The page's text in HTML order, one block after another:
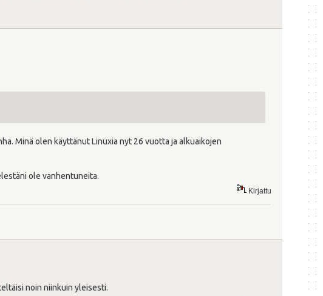
Minä olen käyttänut Linuxia nyt 26 vuotta ja alkuaikojen
ole vanhentuneita.
Kirjattu
noin niinkuin yleisesti.